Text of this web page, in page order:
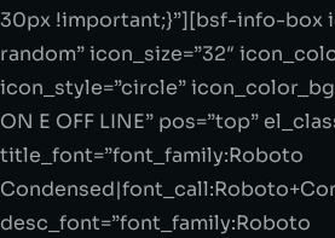
30px !important;}”][bsf-info-box
random” icon_size=”32″
icon_style=”circle”
ON E OFF LINE” pos=”top”
title_font=”font_family:Roboto
desc_font=”font_family:Roboto